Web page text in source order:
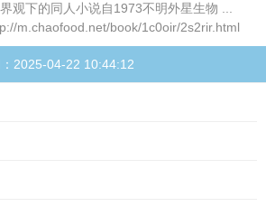
观下的同人小说自1973不明外星生物 ...
m.chaofood.net/book/1c0oir/2s2rir.html
2025-04-22 10:44:12